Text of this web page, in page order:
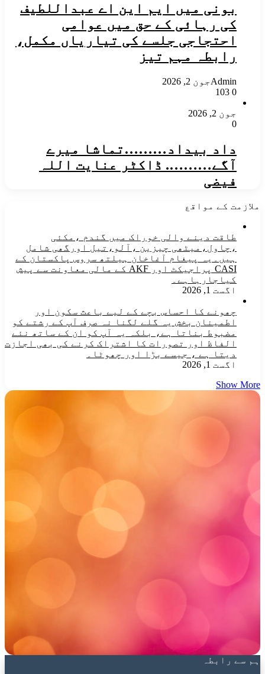
بونی میں ایم این اے عبداللطیف
کی رہائی کے حق میں عوامی
احتجاجی جلسے کی تیاریاں مکمل،
رابطہ مہم تیز
Adminجون 2, 2026
0
جون 2, 2026
0
داد بیداد………​​تماشا میرے
آگے………. ڈاکٹر عنایت اللہ
فیضی
ملازمت کے مواقع
طاقت دینے والی خوراک میں گندم ،مکئی
،چاول،میٹھی چیزین ،آلو،تیل اورگھی شامل
ہیں۔یہ پیغام آغاخان ہیلتھ سروس پاکستان کے
CASI پراجیکٹ اور AKF کے مالی معاونت سے پیش
کیاجارہاہے۔
اگست 1, 2026
چھونے کا احساس بچے کے لیے باعث سکون اور
اطمینان بخش یہ گلے لگنا نہ صرف آپ کے رشتے کو
مضبوط بناتا ہے، بلکہ یہ آپ کو ان کے ساتھ نئے
الفاظ اور تصورات کا اشتراک کرنے کی بھی اجازت
دیتا ہے ، جیسے بڑا اور چھوٹا۔
اگست 1, 2026
Show More
ہم سے رابطہ